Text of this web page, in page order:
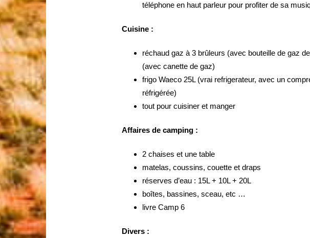
téléphone en haut parleur pour profiter de sa
Cuisine :
réchaud gaz à 3 brûleurs (avec bouteille de gaz
(avec canette de gaz)
frigo Waeco 25L (vrai refrigerateur, avec un
réfrigérée)
tout pour cuisiner et manger
Affaires de camping :
2 chaises et une table
matelas, coussins, couette et draps
réserves d’eau : 15L + 10L + 20L
boîtes, bassines, sceau, etc …
livre Camp 6
Divers :